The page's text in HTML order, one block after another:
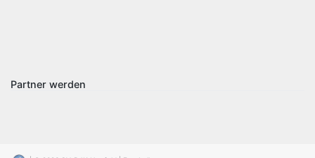
Partner werden